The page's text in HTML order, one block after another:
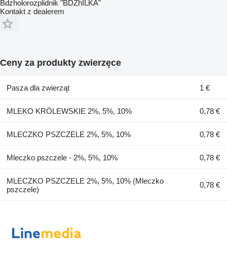
Bdzholorozplidnik "BDZhILKA"
Kontakt z dealerem
Ceny za produkty zwierzęce
Pasza dla zwierząt 1 €
MLEKO KRÓLEWSKIE 2%, 5%, 10% 0,78 €
MLECZKO PSZCZELE 2%, 5%, 10% 0,78 €
Mleczko pszczele - 2%, 5%, 10% 0,78 €
MLECZKO PSZCZELE 2%, 5%, 10% (Mleczko
pszczele)
0,78 €